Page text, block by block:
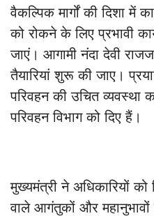
वैकल्पिक मार्गों की दिशा में
को रोकने के लिए प्रभावी
जाएं। आगामी नंदा देवी
तैयारियां शुरू की जाए।
परिवहन की उचित व्यवस्था
परिवहन विभाग को दिए हैं।
मुख्यमंत्री ने अधिकारियों
वाले आगंतुकों और